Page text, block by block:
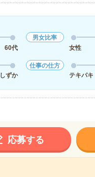
60代
男女比率
女性
しずか
仕事の仕方
テキパキ
応募する